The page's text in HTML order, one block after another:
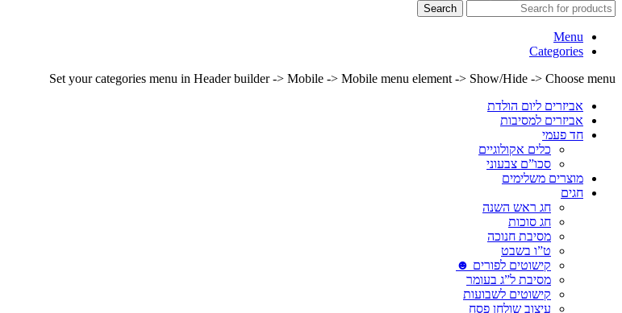
Search
Menu
Categories
Set your categories menu in Header builder -> Mobile -> Mobile menu element -> Show/Hide -> Choose menu
אביזרים ליום הולדת
אביזרים למסיבות
חד פעמי
כלים אקולוגיים
סכו”ם צבעוני
מוצרים משלימים
חגים
חג ראש השנה
חג סוכות
מסיבת חנוכה
ט”ו בשבט
קישוטים לפורים ☻
מסיבת ל”ג בעומר
קישוטים לשבועות
עיצוב שולחן פסח